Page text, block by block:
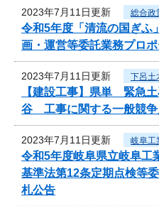
2023年7月11日更新 総合政
令和5年度「清流の国ぎふ
画・運営等委託業務プロ
2023年7月11日更新 下呂土
【建設工事】県単 緊急
谷 工事に関する一般競争
2023年7月11日更新 岐阜工
令和5年度岐阜県立岐阜工
基準法第12条定期点検等
札公告